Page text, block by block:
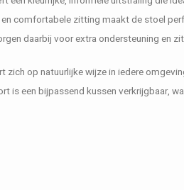
comfortabele zitting maakt de stoel
daarbij voor extra ondersteuning en
zich op natuurlijke wijze in iedere
is een bijpassend kussen verkrijgbaar,